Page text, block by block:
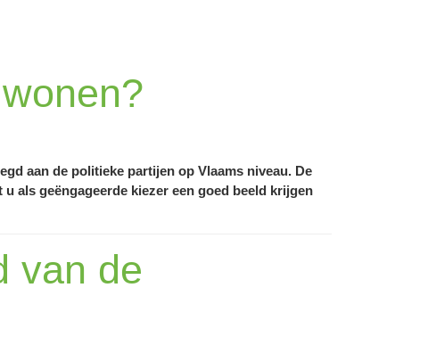
aan de politieke partijen op Vlaams niveau. De
als geëngageerde kiezer een goed beeld krijgen
van de